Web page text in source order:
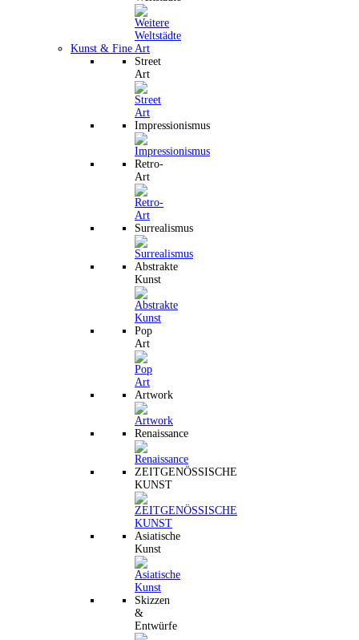
Kunst & Fine Art
Street
Art
Impressionismus
Retro-
Art
Surrealismus
Abstrakte
Kunst
Pop
Art
Artwork
Renaissance
ZEITGENÖSSISCHE
KUNST
Asiatische
Kunst
Skizzen
&
Entwürfe